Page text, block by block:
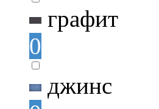
графит
0
джинс